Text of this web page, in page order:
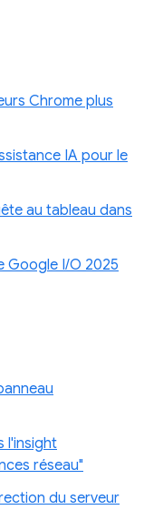
Chrome plus
IA pour le
au tableau dans
Google I/O 2025
l'insight
réseau"
du serveur